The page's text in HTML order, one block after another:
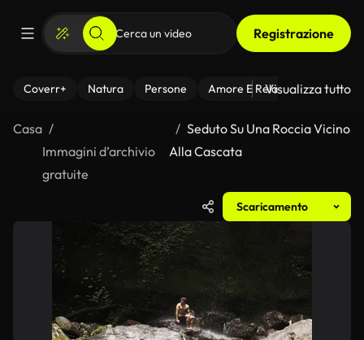
Registrazione
Coverr+ Natura Persone Amore E Relazioni Il
Visualizza tutto
Casa
Immagini d’archivio
gratuite
Seduto Su Una Roccia Vicino
Alla Cascata
Scaricamento